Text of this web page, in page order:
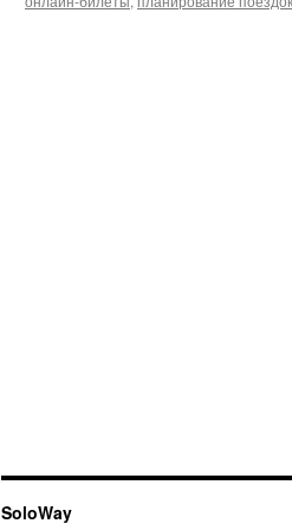
SoloWay